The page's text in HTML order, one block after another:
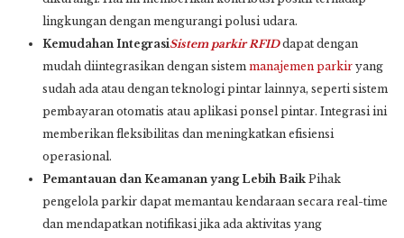
lingkungan dengan mengurangi polusi udara.
Kemudahan IntegrasiSistem parkir RFIDdapat dengan
mudah diintegrasikan dengan sistem manajemen parkir yang
sudah ada atau dengan teknologi pintar lainnya, seperti sistem
pembayaran otomatis atau aplikasi ponsel pintar. Integrasi ini
memberikan fleksibilitas dan meningkatkan efisiensi
operasional.
Pemantauan dan Keamanan yang Lebih Baik Pihak
pengelola parkir dapat memantau kendaraan secara real-time
dan mendapatkan notifikasi jika ada aktivitas yang